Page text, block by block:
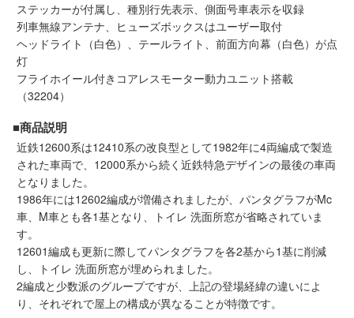
会社概要
ステッカーが付属し、種別行先表示、側面号車表示を収録
列車無線アンテナ、ヒューズボックスはユーザー取付
ヘッドライト（白色）、テールライト、前面方向幕（白色）が点
灯
フライホイール付きコアレスモーター動力ユニット搭載
（32204）
■商品説明
近鉄12600系は12410系の改良型として1982年に4両編成で製造
された車両で、12000系から続く近鉄特急デザインの最後の車両
となりました。
1986年には12602編成が増備されましたが、パンタグラフがMc
車、M車とも各1基となり、トイレ 洗面所窓が省略されていま
す。
12601編成も更新に際してパンタグラフを各2基から1基に削減
し、トイレ 洗面所窓が埋められました。
2編成と少数派のグループですが、上記の登場経緯の違いによ
り、それぞれで屋上の構成が異なることが特徴です。